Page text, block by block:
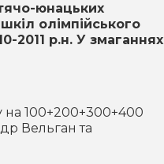
юнацьких
олімпійського
2011 р.н. У змаганнях
на 100+200+300+400
Вельган та